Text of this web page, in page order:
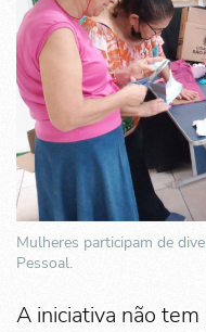
Mulheres participam de
Pessoal.
A iniciativa não